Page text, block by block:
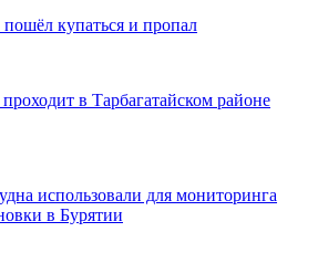
купаться и пропал
в Тарбагатайском районе
использовали для мониторинга
в Бурятии